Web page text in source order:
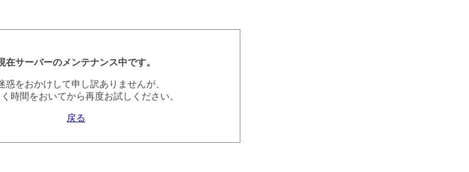
在サーバーのメンテナンス中です。
惑をおかけして申し訳ありませんが、
時間をおいてから再度お試しください。
戻る